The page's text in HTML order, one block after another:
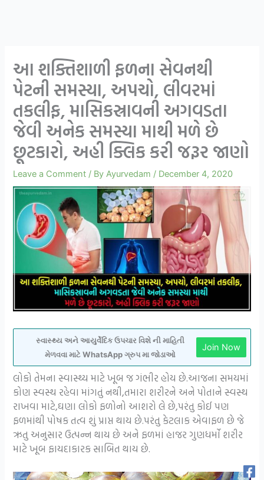
આ શક્તિશાળી ફળના સેવનથી
પેટની સમસ્યા, અપચો, લીવરમાં
તકલીફ, માસિકસ્રાવની અગવડતા
જેવી અનેક સમસ્યા માથી મળે છે
છૂટકારો, અહી ક્લિક કરી જરૂર જાણો
Leave a Comment / ByAyurvedam / December 4, 2020
સ્વાસ્થ્ય અને આયુર્વેદિક ઉપચાર વિશે ની માહિતી
મેળવવા માટે WhatsApp ગ્રુપ મા જોડાઓ
Join Now
લોકો તેમના સ્વાસ્થ્ય માટે ખૂબ જ ગંભીર હોય છે.આજના સમયમાં
કોણ સ્વસ્થ રહેવા માંગતું નથી,તમારા શરીરને અને પોતાને સ્વસ્થ
રાખવા માટે,ઘણા લોકો ફળોનો આશરો લે છે,પરંતુ કોઈ પણ
ફળમાંથી પોષક તત્વ શું પ્રાપ્ત થાય છે.પરંતુ કેટલાક એવાફળ છે જે
ઋતુ અનુસાર ઉત્પન્ન થાય છે અને ફળમાં હાજર ગુણધર્મો શરીર
માટે ખૂબ ફાયદાકારક સાબિત થાય છે.